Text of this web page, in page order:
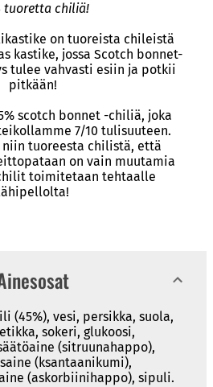
tuoretta chiliä!
on tuoreista chileistä
kastike, jossa Scotch bonnet-
tulee vahvasti esiin ja potkii
pitkään!
scotch bonnet -chiliä, joka
7/10 tulisuuteen.
niin tuoreesta chilistä, että
on vain muutamia
toimitetaan tehtaalle
(45%), vesi, persikka, suola,
sokeri, glukoosi,
(sitruunahappo),
(ksantaanikumi),
(askorbiinihappo), sipuli.